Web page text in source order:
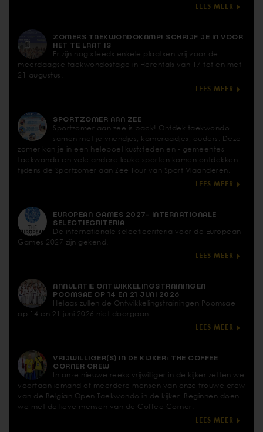
LEES MEER
ZOMERS TAEKWONDOKAMP! SCHRIJF JE IN VOOR
HET TE LAAT IS
Er zijn nog steeds enkele plaatsen vrij voor de
meerdaagse taekwondostage in Herentals van 17 tot en met
21 augustus.
LEES MEER
SPORTZOMER AAN ZEE
Sportzomer aan zee is back! Ontdek taekwondo
samen met je vriendjes, kameraadjes, ouders. Deze
zomer kan je in een heleboel kuststeden en - gemeentes
taekwondo en vele andere leuke sporten komen ontdekken
tijdens de Sportzomer aan Zee Tour van Sport Vlaanderen.
LEES MEER
EUROPEAN GAMES 2027- INTERNATIONALE
SELECTIECRITERIA
De internationale selectiecriteria voor de European
Games 2027 zijn gekend.
LEES MEER
ANNULATIE ONTWIKKELINGSTRAININGEN
POOMSAE OP 14 EN 21 JUNI 2026
Helaas zullen de Ontwikkelingstrainingen Poomsae
op 14 en 21 juni 2026 niet doorgaan.
LEES MEER
VRIJWILLIGER(S) IN DE KIJKER: THE COFFEE
CORNER CREW
In onze nieuwe reeks vrijwilliger in de kijker zetten we
voortaan iemand of meerdere mensen van onze trouwe crew
van de Belgian Open Taekwondo in de kijker. Beginnen doen
we met de lieve mensen van de Coffee Corner.
LEES MEER